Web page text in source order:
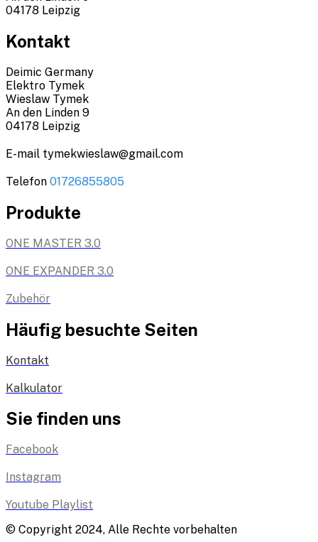
04178 Leipzig
Kontakt
Deimic Germany
Elektro Tymek
Wieslaw Tymek
An den Linden 9
04178 Leipzig
E-mail tymekwieslaw@gmail.com
Telefon 01726855805
Produkte
ONE MASTER 3.0
ONE EXPANDER 3.0
Zubehör
Häufig besuchte Seiten
Kontakt
Kalkulator
Sie finden uns
Facebook
Instagram
Youtube Playlist
© Copyright 2024, Alle Rechte vorbehalten